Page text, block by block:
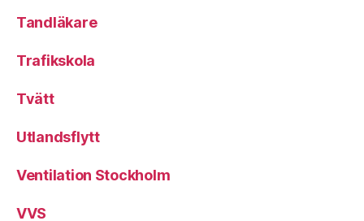
Tandläkare
Trafikskola
Tvätt
Utlandsflytt
Ventilation Stockholm
VVS